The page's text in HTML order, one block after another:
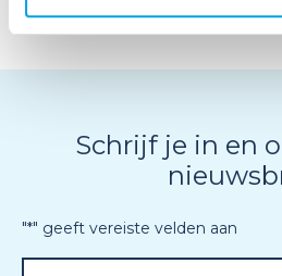
Schrijf je in en
"*" geeft vereiste velden aan